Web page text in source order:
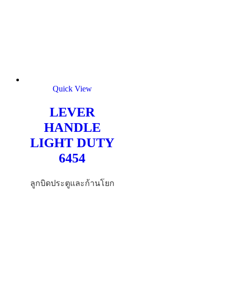
Quick View
LEVER
HANDLE
LIGHT DUTY
6454
ลูกบิดประตูและก้านโยก